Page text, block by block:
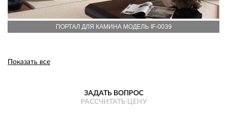
ПОРТАЛ ДЛЯ КАМИНА МОДЕЛЬ IF-0039
Показать все
ЗАДАТЬ ВОПРОС
РАССЧИТАТЬ ЦЕНУ